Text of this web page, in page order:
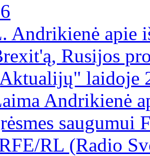
Andrikienė apie
Rusijos
laidoje
Andrikienė
saugumui
RL (Radio